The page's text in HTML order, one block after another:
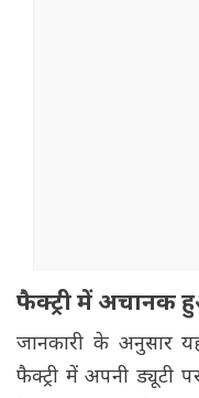
फैक्ट्री में अचानक
जानकारी के अनुसार
फैक्ट्री में अपनी ड्यूटी